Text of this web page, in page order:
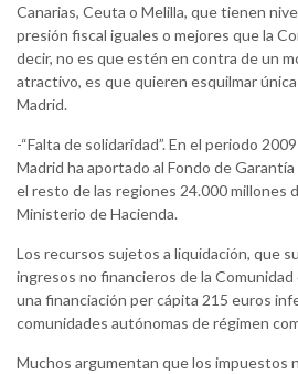
Canarias, Ceuta o Melilla, que tienen
presión fiscal iguales o mejores que la
decir, no es que estén en contra de un
atractivo, es que quieren esquilmar
Madrid.
-“Falta de solidaridad”. En el periodo
Madrid ha aportado al Fondo de
el resto de las regiones 24.000 millones
Ministerio de Hacienda.
Los recursos sujetos a liquidación, que
ingresos no financieros de la
una financiación per cápita 215 euros
comunidades autónomas de régimen
Muchos argumentan que los impuestos